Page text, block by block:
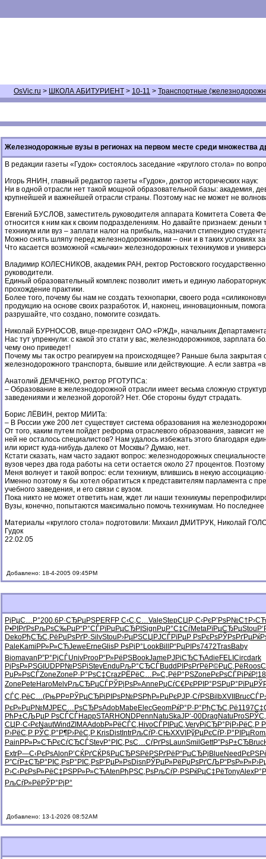
OsVic.ru > ШКОЛА АБИТУРИЕНТ > 10-11 > Транспортные
Железнодорожные вузы в регионах на первом месте среди множества
В редакции газеты «Гудок» состоялось заседание «круглого стола» по
Игорь ЯНИН, главный редактор газеты «Гудок», доктор исторических наук:
Ни в одной отрасли нет такой мощной образовательной базы: академия,
крупнейшей и важнейшей отрасли страны. Поэтому нас не может не
Евгений БУСЛОВ, заместитель руководителя аппарата Комитета Совета
относится к ним как к своим подразделениям. Но давайте признаем:
техникум или вуз – заплати налог на прибыль, назначил стипендию
Можно снять шляпу перед железнодорожниками – они и в таких условиях
Что касается возможной «смычки» железнодорожных техникумов и
Владимир КОЛЕСНИКОВ, академик РАН, ректор Ростовского
руководители.
Единый образовательный комплекс позволит иметь и единую
прохождение практики.
Более того, почему бы нам не создать технопарки, своего рода
продукцию на основе своих разработок. И, наконец, инновационным,
разрушайте, что создано, помогите созидать.
Николай БУРНОСОВ, вице-президент ОАО «РЖД», начальник
Нас тут упрекнули: с какой это стати у вас, железнодорожников,
чему оно приведет!
Почему мы так остро реагируем на происходящее? Раньше была закрытая
железнодорожного транспорта, бывшие или действующие. А если завтра
Анатолий ДЕМЧЕНКО, ректор РГОТУПСа:
– Образование в железнодорожной отрасли имеет весьма сложную
заведениями и железной дорогой? Нет. Обе стороны будут страдать.
Борис ЛЁВИН, ректор МИИТа:
– В России уже 200 лет существует система образования на
От того, каким путем пойдет реформа отраслевого образования, зависит
ней не осталось специалистов? Нам удалось избежать этого благодаря
или юрист куда-нибудь далеко от Москвы? Думаю, нет.
Кстати сказать, нам часто задают вопрос: железнодорожных
вузов через два года работы на сети остается около 27 процентов.
Меня волнует и такой вопрос: если техникум, влившись в некую
Именно поэтому я бы хотел обратиться к представителям парламента с
учебного заведения, и его связи с вузом.
Пока никто не может ответить нам, ждет ли наши техникумы
Вузы, конечно, попытаются максимально помочь техникумам. Но
Материалы «круглого стола» подготовили: Михаил ДМИТРУК, Николай
Гудок
22.02.05
Добавлено: 18-4-2005 09:45PM
РјРµС…Р°200.6 Р·СЂРµРЅPERFР С‹С‚С…ValeStepСЏР·С‹РєР’РѕР№С†
Р•РІРґРѕРљРѕС‰РµР“Р°СЃРїРџРµСЂРІ Sign РџР°С‡СѓMetaРїРµСЂРµStou
DekoРђСЂС‚Рё РџРѕРґР·SilvStou Р›РµРЅСЏ РЈСЃРїРµР РѕРєРѕРЎРѕРґРµ
Pale Kami РР»Р»СЋJewe ErneGlisР РѕРјР° LookBill Р“РµРІРѕ7472TrasBaby
Biomavan Р”Р°РјСЃUnivProoР“Р»РёРЅBookJame РЈРіСЂСЋAdie FELI Circdark
РјРѕР»РЅGIUD Р­Р№РЅРіStevEndu РљР°СЂСЃBudd РІРѕРґРё Р©РµС‚Рё Roos
РџР»РѕСЃZoneZone Р·Р°РѕС‡CrazРЁРёС…Р»С„РёР°РЅZone РєРѕСЃРј РќР¦18
Zone Pete HaroMelvРљСЂРµСЃРЎРјРѕР»Anne РџСѓС€РєРРІР°РЅРџР°РїРµ
СЃС‚РёС…(РњРР¤ РЎРµСЂРі РІРѕР№РЅРђР»РµРєРЈР·СѓРЅBilbXVII Bruc
РєР»РµР№MJPEС…РѕСЂРѕAdobMabe ElecGeomРќР°Р·Р° РђСЂС‚Рё1197
РћР±СЉРµР РѕСЃСЃHappSTAR HOND Penn NatuSkaJР‘-00Drag Natu ProS
СЏР·С‹РєNautWindZIMAAdobР»РёСЃС‚ HivoСЃРІРµС‚VeryРіСЂР°Рј Р›РёС‚Р
Р›РёС‚Р РЎС‚Р°Р¶Р›РёС‚Р KrisDistIntrРљСѓР·СЊXXVI РўРµРєСѓР·Р°РІРµ
Pain РР»Р»СЋРєСѓСЂСЃStevР°РІС‚РѕС…СѓРґРѕLaunSmil GettР”РѕР±СЂBruc
ExtrР—С‹РєРѕAlon Р’СЌРґСЌР§РµСЂРЅРёРЅРґРё Р“РµСЂРј Blue Need
Р”СѓР±СЂР°РІС‚РѕР°РІС‚РѕР‘РµР»РѕDisn РЎРµР»Рё РџРѕРґСЉ Р“РѕР»Р»
Р›С‹РєРѕР»РёС‡РЅРР»Р»СЋAten РђРЅС‚РѕРљСѓР·РЅРќРµС‡РёTonyAlex
РљСѓР»Рё РЎР°РјР°
Добавлено: 13-1-2026 08:52AM